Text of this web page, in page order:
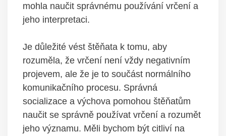
mohla naučit ⁤správnému používání vrčení a
jeho interpretaci.
Je důležité vést štěňata k​ tomu, aby
rozuměla, že vrčení ⁤není vždy ⁤negativním
projevem, ale že je​ to⁣ součást ​normálního
komunikačního procesu.⁣ Správná
socializace a výchova ⁣pomohou štěňatům
naučit se správně používat vrčení‍ a ⁢rozumět⁣
jeho významu. ⁤Měli bychom být citliví na